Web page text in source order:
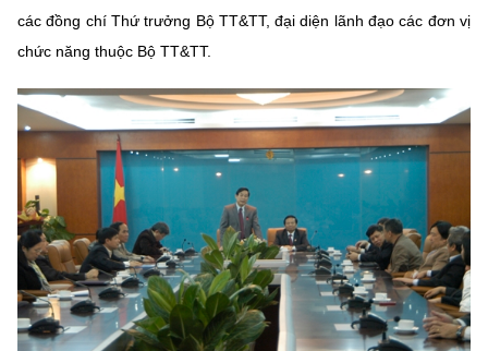
Năng lượng nguyên tử
Nhiệm vụ trọng tâm
Vietnamese English
BỘ KHOA HỌC VÀ CÔNG NGHỆ
MINISTRY OF SCIENCE AND TECHNOLOGY
Điều khoản sử dụng Theo dõi MST: Góp ý
các đồng chí Thứ trưởng Bộ TT&TT, đại diện lãnh đạo các đơn vị
chức năng thuộc Bộ TT&TT.